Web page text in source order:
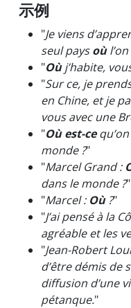
示例
"Je viens
seul paysoù
"Oùj’habite,
"Sur ce, je
en Chine, et je
vous avec une
"Où est-ce
monde ?"
"Marcel Grand :
dans le monde ?"
"Marcel : Où?"
"J’ai pensé à la
agréable et les
"Jean-Robert
d’être démis de
diffusion d’une
pétanque."